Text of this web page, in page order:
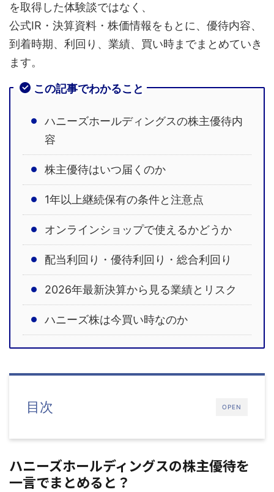
を取得した体験談ではなく、
公式IR・決算資料・株価情報をもとに、優待内容、
到着時期、利回り、業績、買い時までまとめていき
ます。
この記事でわかること
ハニーズホールディングスの株主優待内
容
株主優待はいつ届くのか
1年以上継続保有の条件と注意点
オンラインショップで使えるかどうか
配当利回り・優待利回り・総合利回り
2026年最新決算から見る業績とリスク
ハニーズ株は今買い時なのか
OPEN
目次
ハニーズホールディングスの株主優待を
一言でまとめると？